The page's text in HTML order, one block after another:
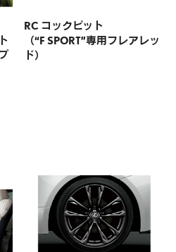
RC コックピット
（“F SPORT”専用フレアレッ
ド）